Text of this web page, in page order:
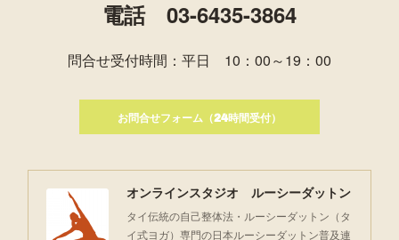
電話 03-6435-3864
問合せ受付時間：平日 10：00～19：00
お問合せフォーム（24時間受付）
オンラインスタジオ ルーシーダットン
タイ伝統の自己整体法・ルーシーダットン（タ
イ式ヨガ）専門の日本ルーシーダットン普及連